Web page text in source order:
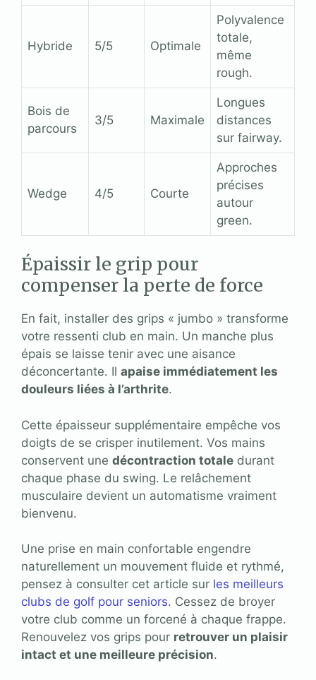
Hybride 5/5 Optimale
Polyvalence
totale,
même
rough.
Bois de
parcours
3/5 Maximale
Longues
distances
sur fairway.
Wedge 4/5 Courte
Approches
précises
autour
green.
Épaissir le grip pour
compenser la perte de force
En fait, installer des grips « jumbo » transforme
votre ressenti club en main. Un manche plus
épais se laisse tenir avec une aisance
déconcertante. Il apaise immédiatement les
douleurs liées à l’arthrite.
Cette épaisseur supplémentaire empêche vos
doigts de se crisper inutilement. Vos mains
conservent une décontraction totale durant
chaque phase du swing. Le relâchement
musculaire devient un automatisme vraiment
bienvenu.
Une prise en main confortable engendre
naturellement un mouvement fluide et rythmé,
pensez à consulter cet article sur les meilleurs
clubs de golf pour seniors. Cessez de broyer
votre club comme un forcené à chaque frappe.
Renouvelez vos grips pour retrouver un plaisir
intact et une meilleure précision.